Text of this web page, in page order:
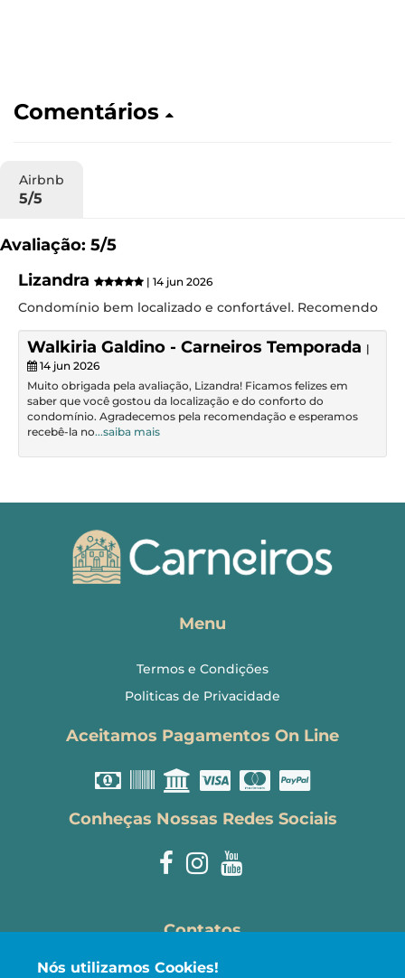
Comentários
Airbnb
5/5
Avaliação: 5/5
Lizandra
| 14 jun 2026
Condomínio bem localizado e confortável. Recomendo
Walkiria Galdino - Carneiros Temporada |
14 jun 2026
Muito obrigada pela avaliação, Lizandra! Ficamos felizes em
saber que você gostou da localização e do conforto do
condomínio. Agradecemos pela recomendação e esperamos
recebê-la no...saiba mais
Menu
Termos e Condições
Politicas de Privacidade
Aceitamos Pagamentos On Line
Conheças Nossas Redes Sociais
Contatos
reservas@carneirostemporada.com
Nós utilizamos Cookies!